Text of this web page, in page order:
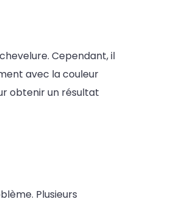
Cependant, il
avec la couleur
obtenir un résultat
Plusieurs